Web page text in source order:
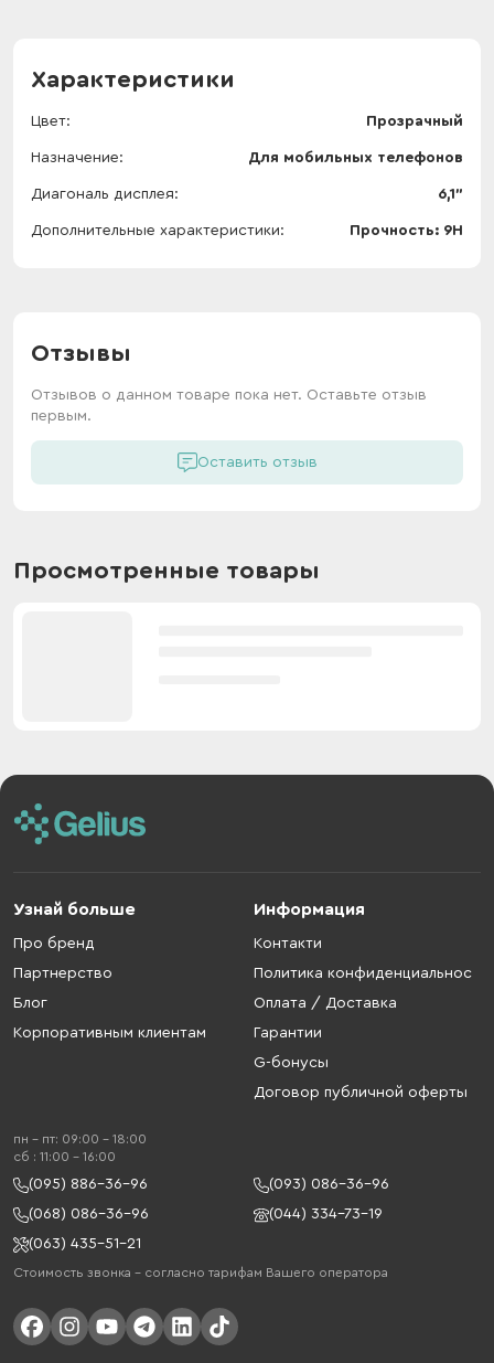
Характеристики
Цвет Прозрачный
Назначение Для мобильных телефонов
Диагональ дисплея 6,1"
Дополнительные характеристики Прочность: 9Н
Отзывы
Отзывов о данном товаре пока нет. Оставьте отзыв
первым.
Оставить отзыв
Просмотренные товары
Узнай больше
Про бренд
Партнерство
Блог
Корпоративным клиентам
Информация
Контакти
Политика конфиденциальнос
Оплата / Доставка
Гарантии
G-бонусы
Договор публичной оферты
пн - пт: 09:00 - 18:00
cб : 11:00 - 16:00
(095) 886-36-96
(093) 086-36-96
(068) 086-36-96
(044) 334-73-19
(063) 435-51-21
Стоимость звонка – согласно тарифам Вашего оператора